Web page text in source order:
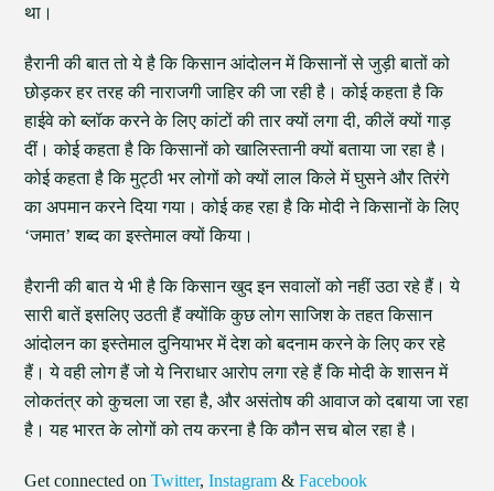
था।
हैरानी की बात तो ये है कि किसान आंदोलन में किसानों से जुड़ी बातों को
छोड़कर हर तरह की नाराजगी जाहिर की जा रही है। कोई कहता है कि
हाईवे को ब्लॉक करने के लिए कांटों की तार क्यों लगा दी, कीलें क्यों गाड़
दीं। कोई कहता है कि किसानों को खालिस्तानी क्यों बताया जा रहा है।
कोई कहता है कि मुट्ठी भर लोगों को क्यों लाल किले में घुसने और तिरंगे
का अपमान करने दिया गया। कोई कह रहा है कि मोदी ने किसानों के लिए
‘जमात’ शब्द का इस्तेमाल क्यों किया।
हैरानी की बात ये भी है कि किसान खुद इन सवालों को नहीं उठा रहे हैं। ये
सारी बातें इसलिए उठती हैं क्योंकि कुछ लोग साजिश के तहत किसान
आंदोलन का इस्तेमाल दुनियाभर में देश को बदनाम करने के लिए कर रहे
हैं। ये वही लोग हैं जो ये निराधार आरोप लगा रहे हैं कि मोदी के शासन में
लोकतंत्र को कुचला जा रहा है, और असंतोष की आवाज को दबाया जा रहा
है। यह भारत के लोगों को तय करना है कि कौन सच बोल रहा है।
Get connected onTwitter,Instagram &Facebook